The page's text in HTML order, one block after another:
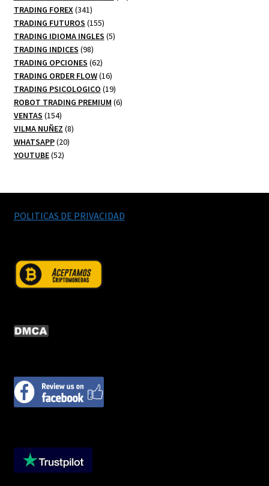
TRADING FOREX 341341
productos
TRADING FUTUROS 155155
productos
TRADING IDIOMA INGLES 55
TRADING INDICES 9898
productos
TRADING OPCIONES 6262
productos
TRADING ORDER FLOW 1616
productos
TRADING PSICOLOGICO 1919
productos
ROBOT TRADING PREMIUM 66
VENTAS 154154
productos
VILMA NUÑEZ 88
WHATSAPP 2020
YOUTUBE 5252
POLITICAS DE PRIVACIDAD